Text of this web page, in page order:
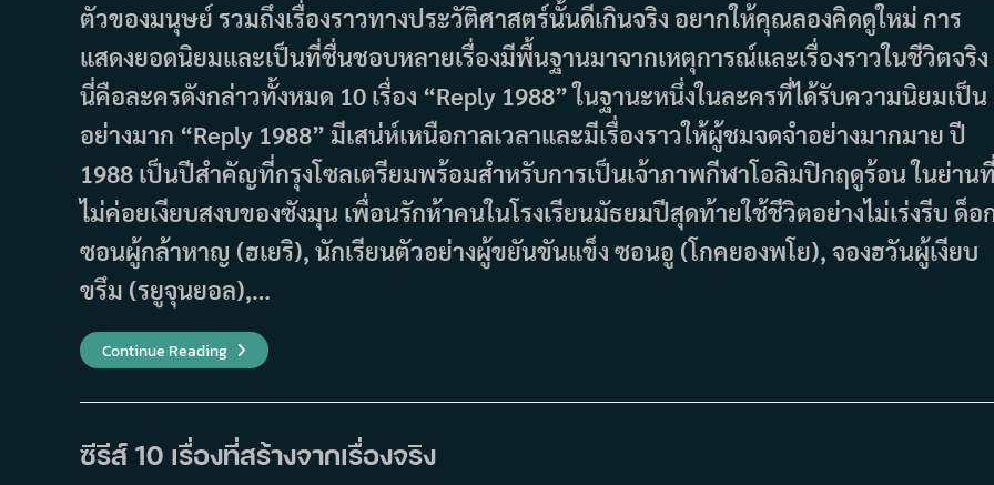
ตัวของมนุษย์ รวมถึงเรื่องราวทางประวัติศาสตร์นั้นดีเกินจริง อยากให้คุณลองคิดดูใหม่ การ
แสดงยอดนิยมและเป็นที่ชื่นชอบหลายเรื่องมีพื้นฐานมาจากเหตุการณ์และเรื่องราวในชีวิตจริง
นี่คือละครดังกล่าวทั้งหมด 10 เรื่อง “Reply 1988” ในฐานะหนึ่งในละครที่ได้รับความนิยมเป็น
อย่างมาก “Reply 1988” มีเสน่ห์เหนือกาลเวลาและมีเรื่องราวให้ผู้ชมจดจำอย่างมากมาย ปี
1988 เป็นปีสำคัญที่กรุงโซลเตรียมพร้อมสำหรับการเป็นเจ้าภาพกีฬาโอลิมปิกฤดูร้อน ในย่าน
ไม่ค่อยเงียบสงบของซังมุน เพื่อนรักห้าคนในโรงเรียนมัธยมปีสุดท้ายใช้ชีวิตอย่างไม่เร่งรีบ ด็อ
ซอนผู้กล้าหาญ (ฮเยริ), นักเรียนตัวอย่างผู้ขยันขันแข็ง ซอนอู (โกคยองพโย), จองฮวันผู้เงียบ
ขรึม (รยูจุนยอล),…
Continue Reading10
ละคร
สร้าง
เหตุการณ์
ใน
ชีวิต
ซีรีส์ 10 เรื่องที่สร้างจากเรื่องจริง